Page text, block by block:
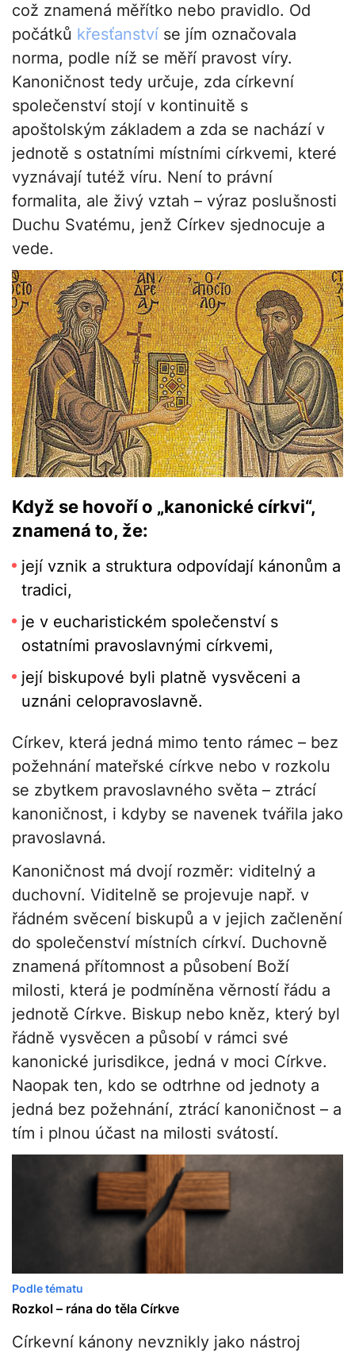
což znamená měřítko nebo pravidlo. Od
počátků křesťanství se jím označovala
norma, podle níž se měří pravost víry.
Kanoničnost tedy určuje, zda církevní
společenství stojí v kontinuitě s
apoštolským základem a zda se nachází v
jednotě s ostatními místními církvemi, které
vyznávají tutéž víru. Není to právní
formalita, ale živý vztah – výraz poslušnosti
Duchu Svatému, jenž Církev sjednocuje a
vede.
Když se hovoří o „kanonické církvi“,
znamená to, že:
její vznik a struktura odpovídají kánonům a
tradici,
je v eucharistickém společenství s
ostatními pravoslavnými církvemi,
její biskupové byli platně vysvěceni a
uznáni celopravoslavně.
Církev, která jedná mimo tento rámec – bez
požehnání mateřské církve nebo v rozkolu
se zbytkem pravoslavného světa – ztrácí
kanoničnost, i kdyby se navenek tvářila jako
pravoslavná.
Kanoničnost má dvojí rozměr: viditelný a
duchovní. Viditelně se projevuje např. v
řádném svěcení biskupů a v jejich začlenění
do společenství místních církví. Duchovně
znamená přítomnost a působení Boží
milosti, která je podmíněna věrností řádu a
jednotě Církve. Biskup nebo kněz, který byl
řádně vysvěcen a působí v rámci své
kanonické jurisdikce, jedná v moci Církve.
Naopak ten, kdo se odtrhne od jednoty a
jedná bez požehnání, ztrácí kanoničnost – a
tím i plnou účast na milosti svátostí.
Podle tématu
Rozkol – rána do těla Církve
Církevní kánony nevznikly jako nástroj